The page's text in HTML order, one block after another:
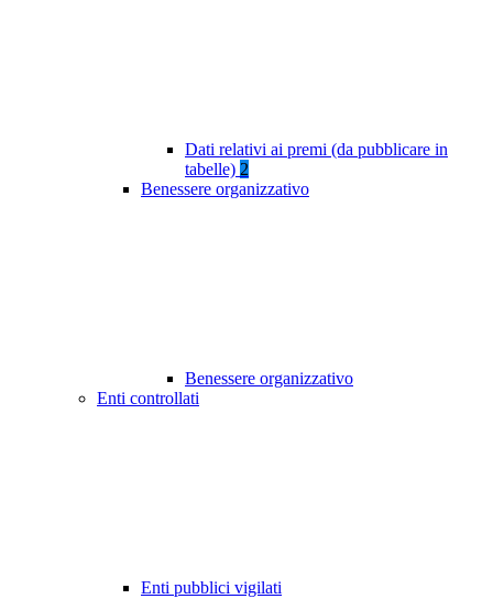
Dati relativi ai premi (da pubblicare in
tabelle) 2
Benessere organizzativo
Benessere organizzativo
Enti controllati
Enti pubblici vigilati